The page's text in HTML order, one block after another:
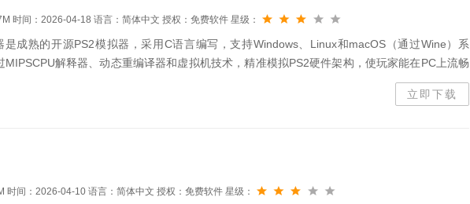
时间：2026-04-18 语言：简体中文 授权：免费软件 星级：
是成熟的开源PS2模拟器，采用C语言编写，支持Windows、Linux和macOS（通过Wine）系
MIPSCPU解释器、动态重编译器和虚拟机技术，精准模拟PS2硬件架构，使玩家能在PC上流畅
立即下载
时间：2026-04-10 语言：简体中文 授权：免费软件 星级：